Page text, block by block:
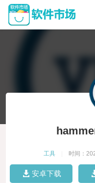
工具 时间：
安卓下载